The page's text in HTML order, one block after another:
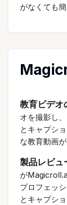
がなくても
教育ビデオ
オを撮影し
とキャプシ
な教育動画
製品レビュ
が
プロフェッ
とキャプシ